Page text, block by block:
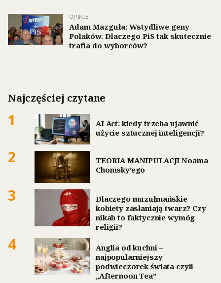
OPINIE
Adam Mazguła: Wstydliwe geny
Polaków. Dlaczego PiS tak skutecznie
trafia do wyborców?
Najczęściej czytane
1
AI Act: kiedy trzeba ujawnić
użycie sztucznej inteligencji?
2
TEORIA MANIPULACJI Noama
Chomsky’ego
3
Dlaczego muzułmańskie
kobiety zasłaniają twarz? Czy
nikab to faktycznie wymóg
religii?
4
Anglia od kuchni –
najpopularniejszy
podwieczorek świata czyli
„Afternoon Tea”